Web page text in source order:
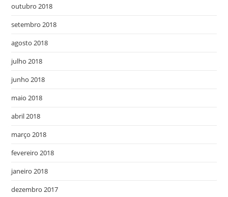
outubro 2018
setembro 2018
agosto 2018
julho 2018
junho 2018
maio 2018
abril 2018
março 2018
fevereiro 2018
janeiro 2018
dezembro 2017